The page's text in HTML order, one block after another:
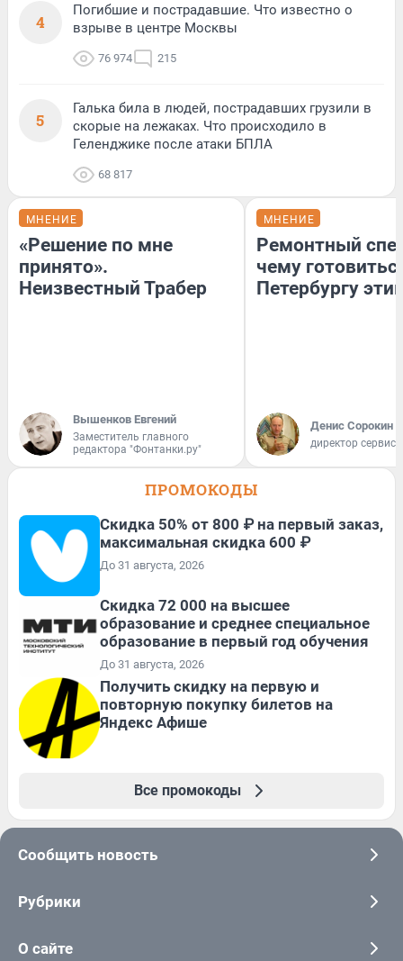
4
Погибшие и пострадавшие. Что известно о
взрыве в центре Москвы
76 974 215
5
Галька била в людей, пострадавших грузили в
скорые на лежаках. Что происходило в
Геленджике после атаки БПЛА
68 817
МНЕНИЕ
«Решение по мне
принято».
Неизвестный Трабер
Вышенков Евгений
Заместитель главного
редактора "Фонтанки.ру"
МНЕНИЕ
Ремонтный
чему
Петербургу
Денис Сорокин
директор
ПРОМОКОДЫ
Скидка 50% от 800 ₽ на первый заказ,
максимальная скидка 600 ₽
До 31 августа, 2026
Скидка 72 000 на высшее
образование и среднее специальное
образование в первый год обучения
До 31 августа, 2026
Получить скидку на первую и
повторную покупку билетов на
Яндекс Афише
Все промокоды
Сообщить новость
Рубрики
О сайте